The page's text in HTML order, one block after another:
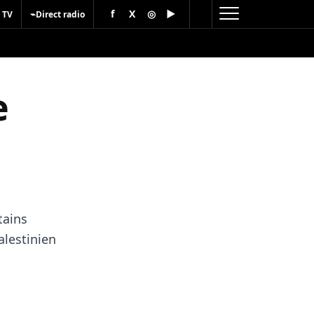
⌁Direct radio f X ◎ ▶